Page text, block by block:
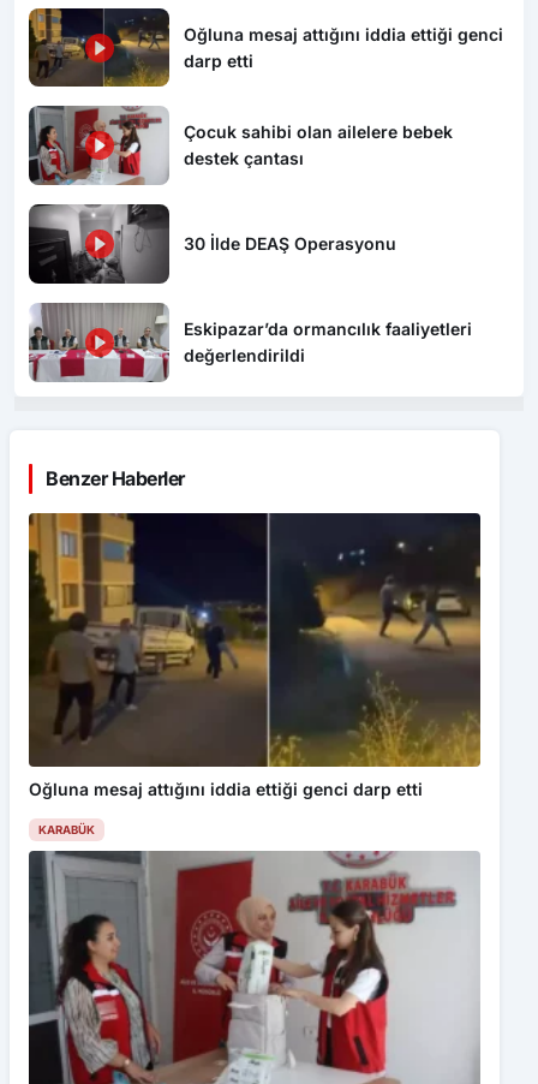
Oğluna mesaj attığını iddia ettiği genci
darp etti
Çocuk sahibi olan ailelere bebek
destek çantası
30 İlde DEAŞ Operasyonu
Eskipazar’da ormancılık faaliyetleri
değerlendirildi
Benzer Haberler
Oğluna mesaj attığını iddia ettiği genci darp etti
KARABÜK